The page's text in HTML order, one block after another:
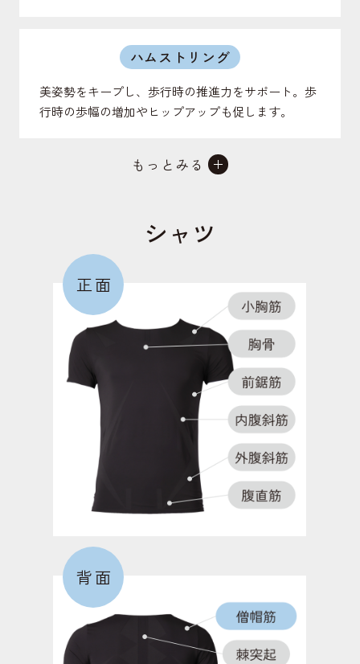
ハムストリング
美姿勢をキープし、歩行時の推進力をサポート。歩
行時の歩幅の増加やヒップアップも促します。
地面からの衝撃を受け止める役割のある関節。
お尻を形成する筋肉で、モモを後方に振る際に働
く。歩いたり走る際に、もっとも働く筋肉。
短内転筋
足の内側にあり、モモを閉じる動作で働く筋肉。こ
の筋力が低下すると、O脚になりやすくなる。
膝を伸ばす筋肉。歩行時の膝の外側へのブレを防
ぎ、安定させる役割のある筋肉。
もっとみる
シャツ
正面
背面